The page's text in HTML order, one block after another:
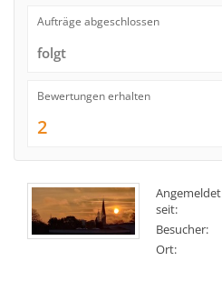
Aufträge abgeschlossen
folgt
Bewertungen erhalten
2
Angemeldet
seit:
Besucher:
Ort: